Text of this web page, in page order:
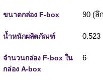
ขนาดกล่อง F-box 90 (ลึ
น้ำหนักผลิตภัณฑ์
จำนวนกล่อง F-box ใน
กล่อง A-box
6